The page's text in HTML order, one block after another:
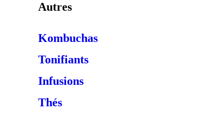
Autres
Kombuchas
Tonifiants
Infusions
Thés